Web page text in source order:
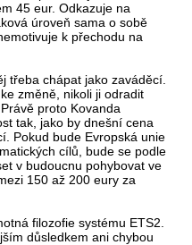
45 eur. Odkazuje na
úroveň sama o sobě
k přechodu na
třeba chápat jako zaváděcí.
změně, nikoli ji odradit
proto Kovanda
tak, jako by dnešní cena
Pokud bude Evropská unie
cílů, bude se podle
v budoucnu pohybovat ve
150 až 200 eury za
filozofie systému ETS2.
důsledkem ani chybou